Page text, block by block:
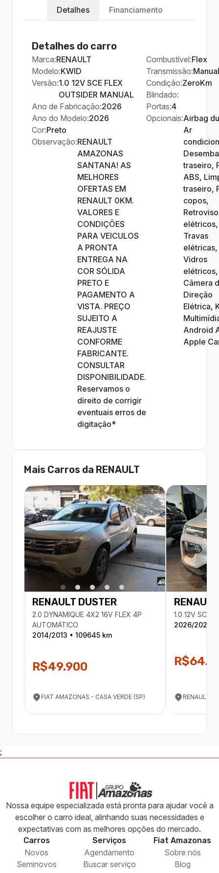
Detalhes Financiamento
Detalhes do carro
Marca:RENAULT
Modelo:KWID
Versão:1.0 12V SCE FLEX
OUTSIDER MANUAL
Ano de Fabricação:2026
Ano do Modelo:2026
Cor:Preto
Observação:RENAULT
AMAZONAS
SANTANA! AS
MELHORES
OFERTAS EM
RENAULT 0KM.
VALORES E
CONDIÇÕES
PARA VEICULOS
A PRONTA
ENTREGA NA
COR SÓLIDA
PRETO E
PAGAMENTO A
VISTA. PREÇO
SUJEITO A
REAJUSTE
CONFORME
FABRICANTE.
CONSULTAR
DISPONIBILIDADE.
Reservamos o
direito de corrigir
eventuais erros de
digitação*
Combustível:Flex
Transmissão:Manual
Condição:ZeroKm
Blindado:
Portas:4
Opcionais:Airbag
Ar
traseiro,
ABS,
traseiro,
copos,
elétricos,
Travas
elétricas,
Vidros
elétricos,
Câmera
Direção
Elétrica,
Android
Apple
Mais Carros da RENAULT
RENAULT DUSTER
2.0 DYNAMIQUE 4X2 16V FLEX 4P
AUTOMÁTICO
2014/2013 • 109645 km
R$49.900
FIAT AMAZONAS - CASA VERDE (SP)
RENAULT
1.0 12V SCE
2026/2025
RENAULT
;
Nossa equipe especializada está pronta para ajudar você a
escolher o carro ideal, alinhando suas necessidades e
expectativas com as melhores opções do mercado.
Carros
Novos
Seminovos
Serviços
Agendamento
Buscar serviço
Fiat Amazonas
Sobre nós
Blog